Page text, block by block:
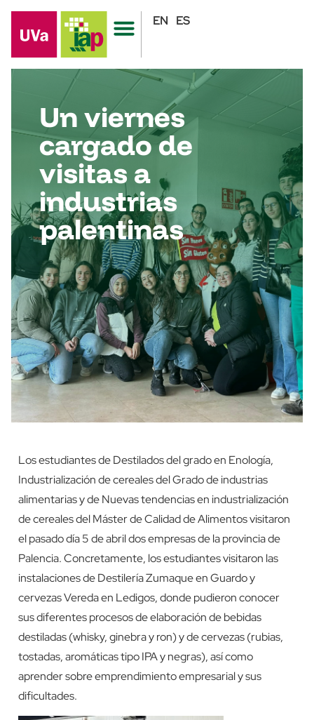
EN ES
Un viernes
cargado de
visitas a
industrias
palentinas
Los estudiantes de Destilados del grado en Enología,
Industrialización de cereales del Grado de industrias
alimentarias y de Nuevas tendencias en industrialización
de cereales del Máster de Calidad de Alimentos visitaron
el pasado día 5 de abril dos empresas de la provincia de
Palencia. Concretamente, los estudiantes visitaron las
instalaciones de Destilería Zumaque en Guardo y
cervezas Vereda en Ledigos, donde pudieron conocer
sus diferentes procesos de elaboración de bebidas
destiladas (whisky, ginebra y ron) y de cervezas (rubias,
tostadas, aromáticas tipo IPA y negras), así como
aprender sobre emprendimiento empresarial y sus
dificultades.